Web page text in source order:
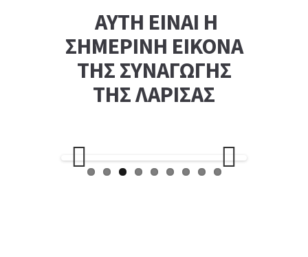
ΑΥΤΗ ΕΙΝΑΙ Η
ΣΗΜΕΡΙΝΗ ΕΙΚΟΝΑ
ΤΗΣ ΣΥΝΑΓΩΓΗΣ
ΤΗΣ ΛΑΡΙΣΑΣ
Previou